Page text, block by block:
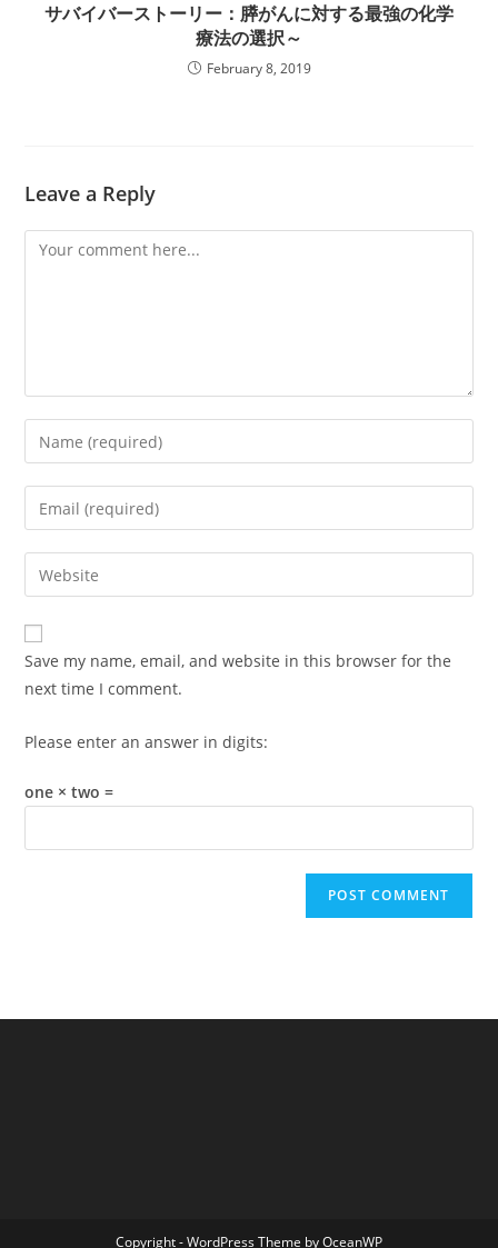
サバイバーストーリー：膵がんに対する最強の化学
療法の選択～
February 8, 2019
Leave a Reply
Comment
Enter
your
name
comment
Enter
your
email
address
comment
Enter
your
website
URL
(optional)
Save my name, email, and website in this browser for the
next time I comment.
Please enter an answer in digits:
one × two =
Copyright - WordPress Theme by OceanWP